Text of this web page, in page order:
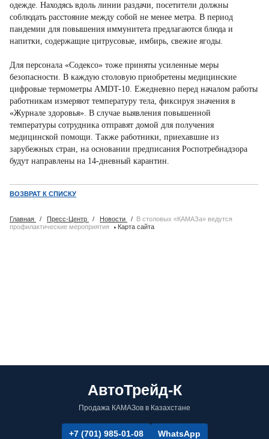
одежде. Находясь вдоль линии раздачи, посетители должны
соблюдать расстояние между собой не менее метра. В период
пандемии для повышения иммунитета предлагаются блюда и
напитки, содержащие цитрусовые, имбирь, свежие ягоды.
Для персонала «Содексо» тоже приняты усиленные меры
безопасности. В каждую столовую приобретены медицинские
цифровые термометры AMDT-10. Ежедневно перед началом работы
работникам измеряют температуру тела, фиксируя значения в
«Журнале здоровья». В случае выявления повышенной
температуры сотрудника отправят домой для получения
медицинской помощи. Также работники, приехавшие из
зарубежных стран, на основании предписания Роспотребнадзора
будут направлены на 14-дневный карантин.
ВОЗВРАТ К СПИСКУ
Главная / Пресс-Центр / Новости / В столовых «КАМАЗа» ведутся
профилактические мероприятия ·Карта сайта
АвтоТрейд-К
Продажа КАМАЗов в Казахстане
+7 (701) 985-01-08 WhatsApp